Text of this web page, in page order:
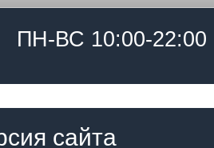
ПН-ВС 10:00-22:00
сайта